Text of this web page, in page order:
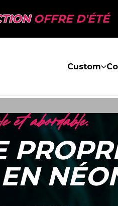
OFFRE D'ÉTÉ
Custom
et abordable.